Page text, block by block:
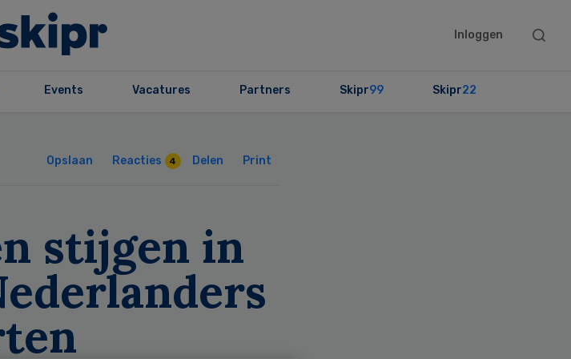
Inloggen
Search
Events Vacatures Partners Skipr99 Skipr22
Opslaan Reacties 4 Delen Print
stijgen in